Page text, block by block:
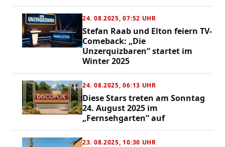
24. 08.2025, 07:52 UHR
Stefan Raab und Elton feiern TV-
Comeback: „Die
Unzerquizbaren“ startet im
Winter 2025
24. 08.2025, 06:13 UHR
Diese Stars treten am Sonntag
24. August 2025 im
„Fernsehgarten“ auf
23. 08.2025, 10:30 UHR